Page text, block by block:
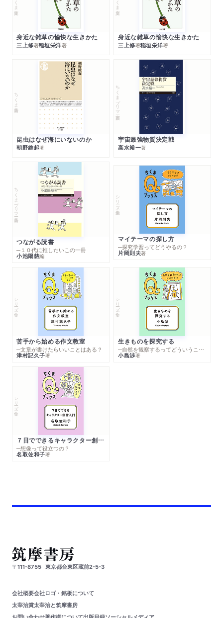
身近な雑草の愉快な生きかた
三上修著稲垣栄洋著
身近な雑草の愉快な生きかた
三上修著稲垣栄洋著
ちくま新書
昆虫はなぜ海にいないのか
朝野維起著
ちくまプリマー新書
宇宙最強物質決定戦
高水裕一著
ちくまプリマー新書
つながる読書
─１０代に推したいこの一冊
小池陽慈編
シリーズ・全集
マイテーマの探し方
─探究学習ってどうやるの？
片岡則夫著
シリーズ・全集
苦手から始める作文教室
─文章が書けたらいいことはある？
津村記久子著
シリーズ・全集
生きものを探究する
─自然を観察するってどういうこと？
小島渉著
シリーズ・全集
７日でできるキャラクター創作入門
─想像って役立つの？
名取佐和子著
〒111-8755 東京都台東区蔵前2-5-3
会社概要会社ロゴ・銘板について
太宰治賞太宰治と筑摩書房